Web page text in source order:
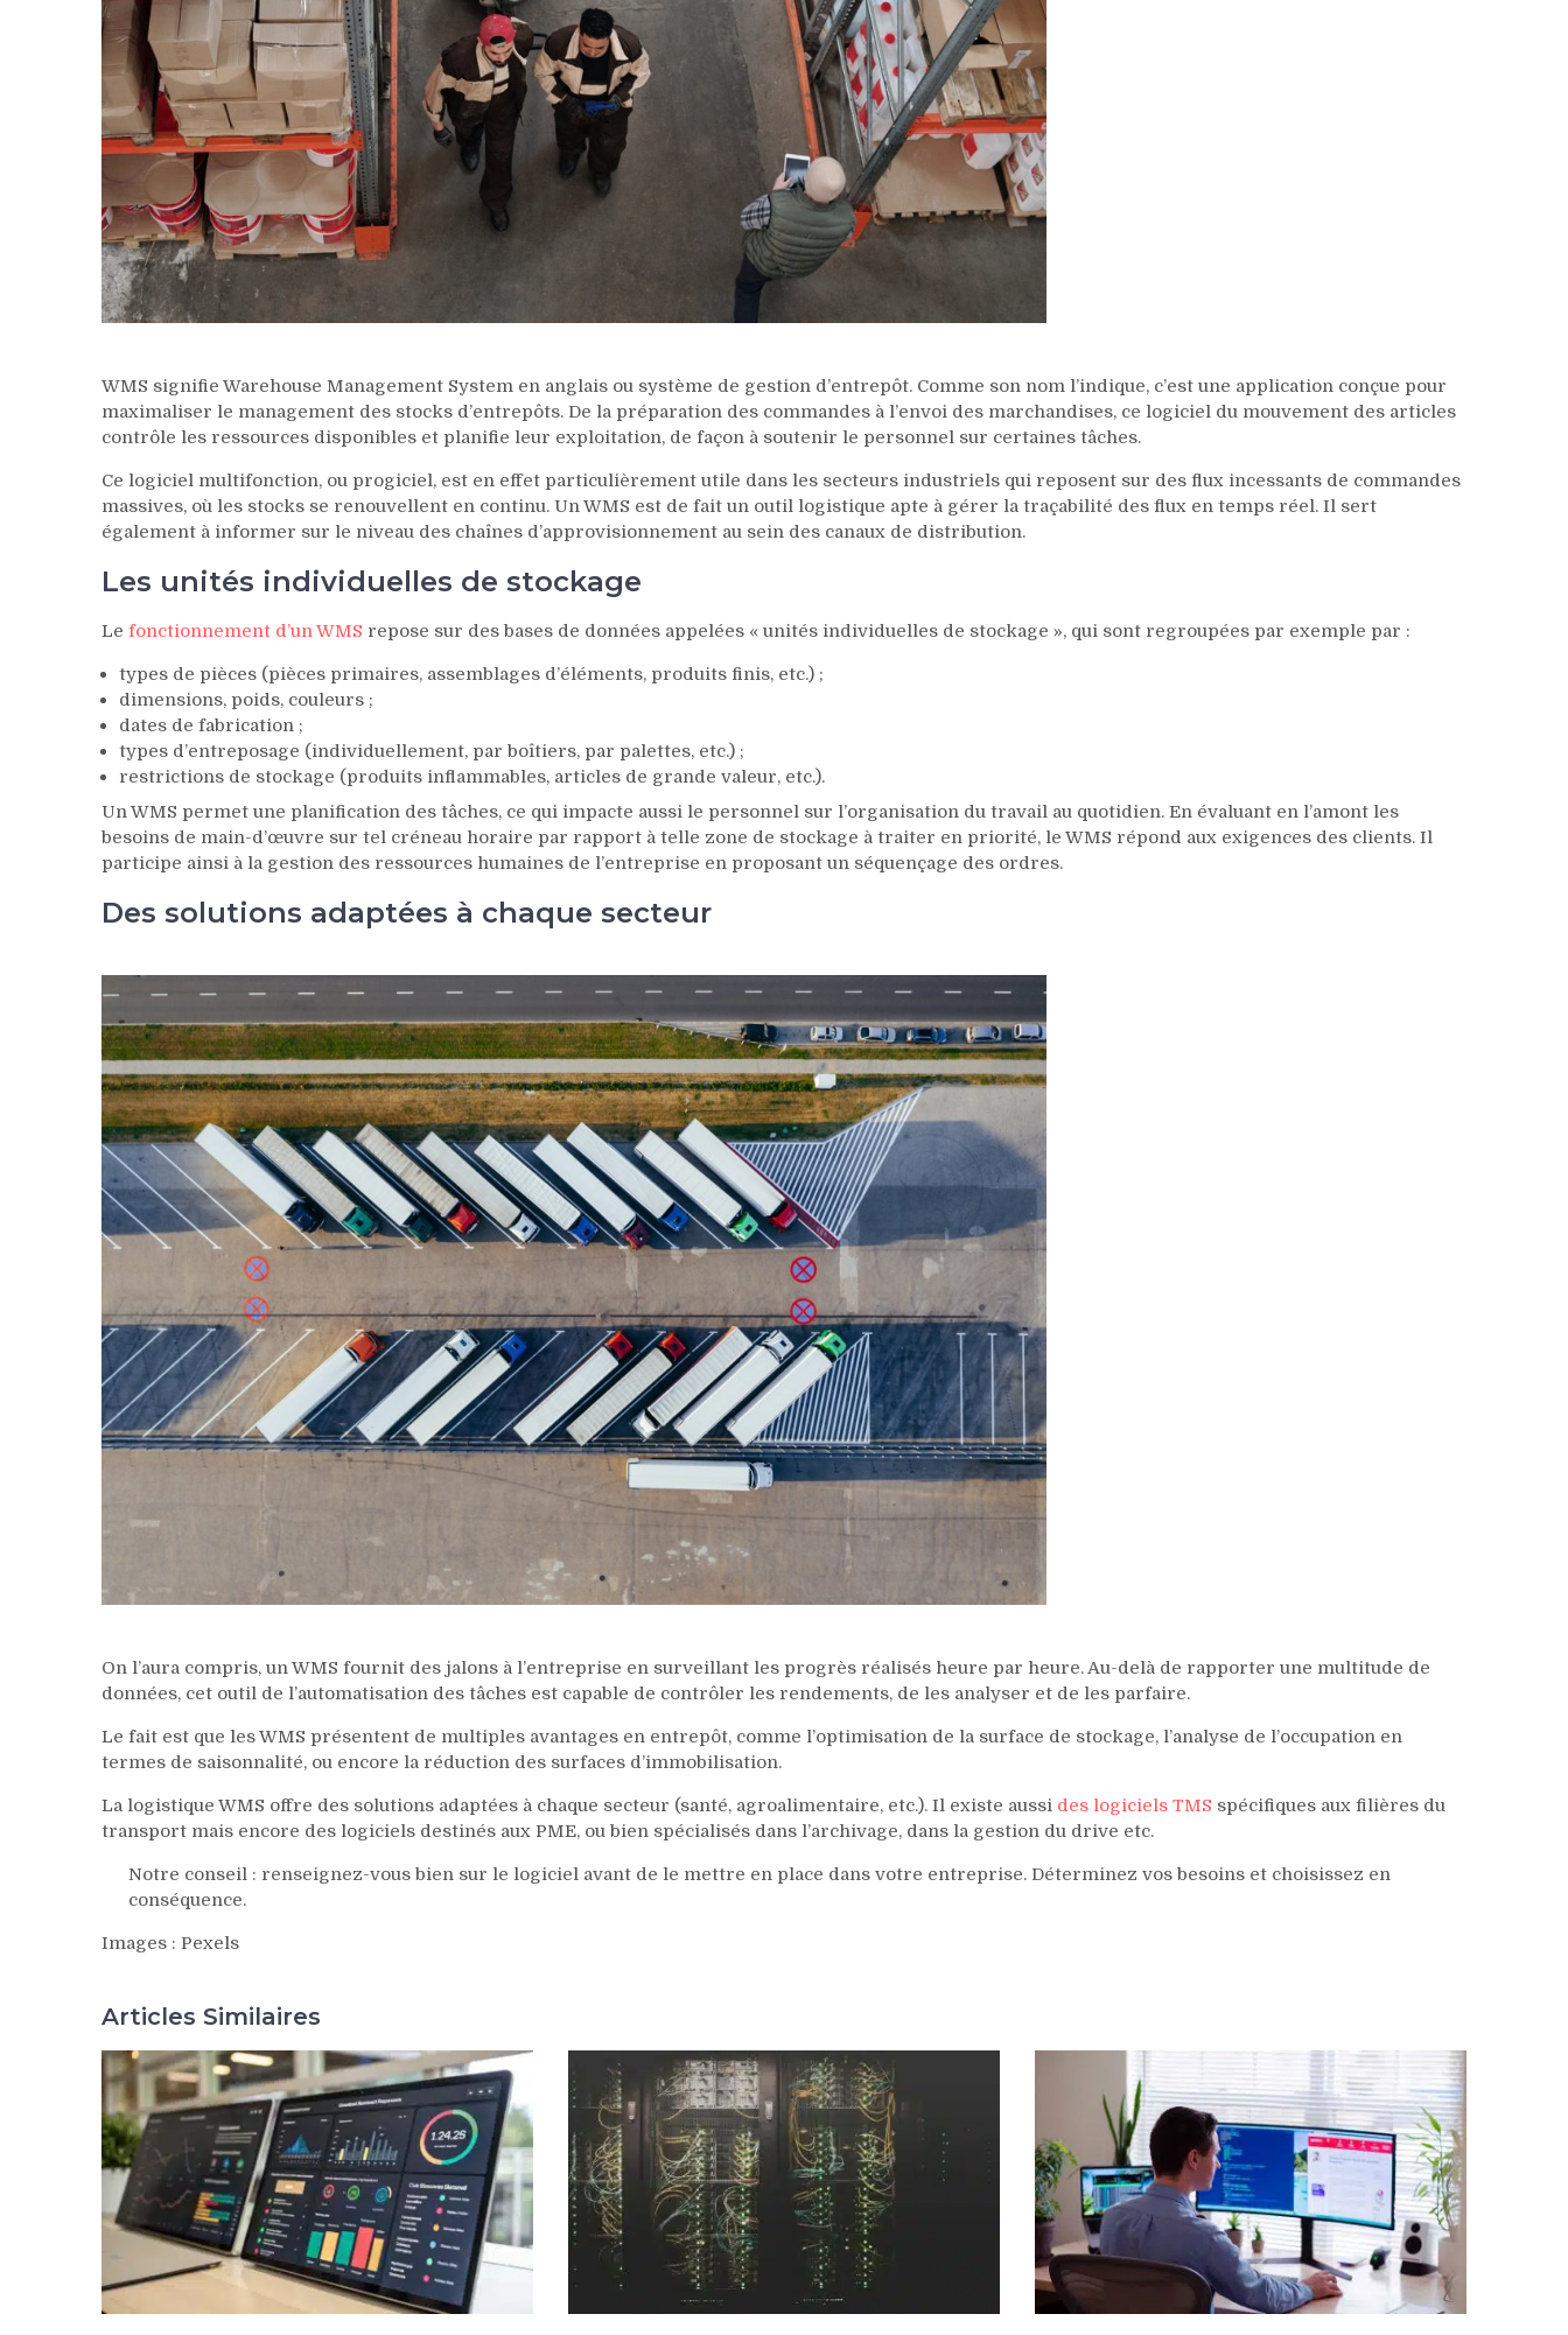
WMS signifie Warehouse Management System en anglais ou système de gestion d’entrepôt. Comme son nom l’indique, c’est une application conçue pour
maximaliser le management des stocks d’entrepôts. De la préparation des commandes à l’envoi des marchandises, ce logiciel du mouvement des articles
contrôle les ressources disponibles et planifie leur exploitation, de façon à soutenir le personnel sur certaines tâches.
Ce logiciel multifonction, ou progiciel, est en effet particulièrement utile dans les secteurs industriels qui reposent sur des flux incessants de commandes
massives, où les stocks se renouvellent en continu. Un WMS est de fait un outil logistique apte à gérer la traçabilité des flux en temps réel. Il sert
également à informer sur le niveau des chaînes d’approvisionnement au sein des canaux de distribution.
Les unités individuelles de stockage
Le fonctionnement d’un WMS repose sur des bases de données appelées « unités individuelles de stockage », qui sont regroupées par exemple par :
types de pièces (pièces primaires, assemblages d’éléments, produits finis, etc.) ;
dimensions, poids, couleurs ;
dates de fabrication ;
types d’entreposage (individuellement, par boîtiers, par palettes, etc.) ;
restrictions de stockage (produits inflammables, articles de grande valeur, etc.).
Un WMS permet une planification des tâches, ce qui impacte aussi le personnel sur l’organisation du travail au quotidien. En évaluant en l’amont les
besoins de main-d’œuvre sur tel créneau horaire par rapport à telle zone de stockage à traiter en priorité, le WMS répond aux exigences des clients. Il
participe ainsi à la gestion des ressources humaines de l’entreprise en proposant un séquençage des ordres.
Des solutions adaptées à chaque secteur
On l’aura compris, un WMS fournit des jalons à l’entreprise en surveillant les progrès réalisés heure par heure. Au-delà de rapporter une multitude de
données, cet outil de l’automatisation des tâches est capable de contrôler les rendements, de les analyser et de les parfaire.
Le fait est que les WMS présentent de multiples avantages en entrepôt, comme l’optimisation de la surface de stockage, l’analyse de l’occupation en
termes de saisonnalité, ou encore la réduction des surfaces d’immobilisation.
La logistique WMS offre des solutions adaptées à chaque secteur (santé, agroalimentaire, etc.). Il existe aussi des logiciels TMS spécifiques aux filières du
transport mais encore des logiciels destinés aux PME, ou bien spécialisés dans l’archivage, dans la gestion du drive etc.
Notre conseil : renseignez-vous bien sur le logiciel avant de le mettre en place dans votre entreprise. Déterminez vos besoins et choisissez en
conséquence.
Images : Pexels
Articles Similaires